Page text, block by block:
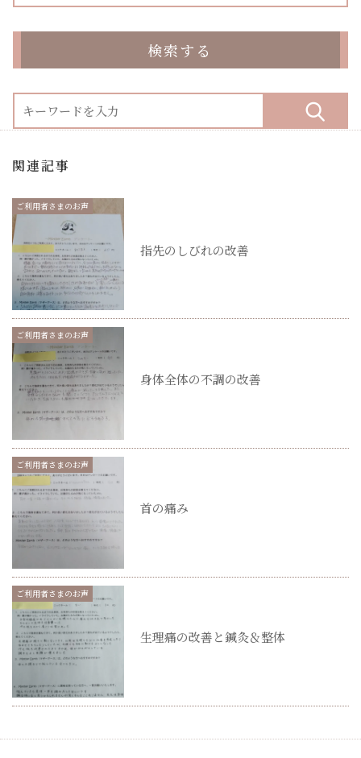
検索する
関連記事
ご利用者さまのお声
指先のしびれの改善
ご利用者さまのお声
身体全体の不調の改善
ご利用者さまのお声
首の痛み
ご利用者さまのお声
生理痛の改善と鍼灸＆整体